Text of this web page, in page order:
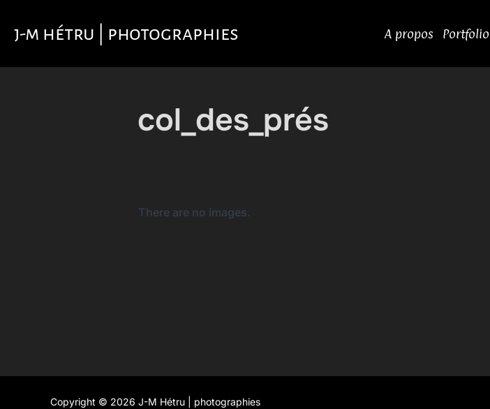
contenu
j-m hétru | photographies A propos Portfolio
col_des_prés
There are no images.
Copyright © 2026 J-M Hétru | photographies